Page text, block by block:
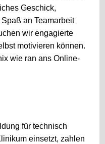
Geschick,
an Teamarbeit
wir engagierte
motivieren können.
wie ran ans Online-
für technisch
einsetzt, zahlen